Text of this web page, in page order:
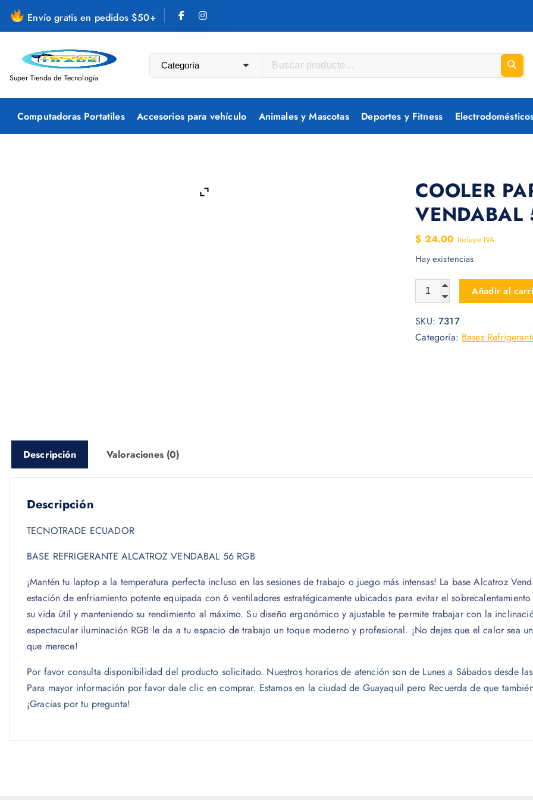
c
Envío gratis en pedidos $50+
Super Tienda de Tecnología
Computadoras Portatiles Accesorios para vehículo Animales y Mascotas Deportes y Fitness
COOLER
VENDABAL
$ 24.00 Incluye IVA
Hay existencias
COOLER PARA LAPTOP
Añadir al
SKU:7317
Categoría: Bases
Descripción Valoraciones (0)
Descripción
TECNOTRADE ECUADOR
BASE REFRIGERANTE ALCATROZ VENDABAL 56 RGB
¡Mantén tu laptop a la temperatura perfecta incluso en las sesiones de trabajo o juego más intensas! La base Alcatroz
estación de enfriamiento potente equipada con 6 ventiladores estratégicamente ubicados para evitar el
su vida útil y manteniendo su rendimiento al máximo. Su diseño ergonómico y ajustable te permite trabajar con la
espectacular iluminación RGB le da a tu espacio de trabajo un toque moderno y profesional. ¡No dejes que el calor sea
que merece!
Por favor consulta disponibilidad del producto solicitado. Nuestros horarios de atención son de Lunes a Sábados desde
Para mayor información por favor dale clic en comprar. Estamos en la ciudad de Guayaquil pero Recuerda de que
¡Gracias por tu pregunta!